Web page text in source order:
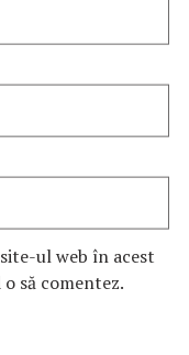
ul web în acest
să comentez.